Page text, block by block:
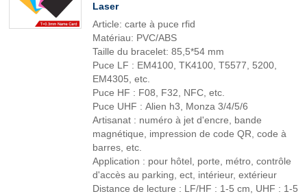
Laser
Article: carte à puce rfid
Matériau: PVC/ABS
Taille du bracelet: 85,5*54 mm
Puce LF : EM4100, TK4100, T5577, 5200,
EM4305, etc.
Puce HF : F08, F32, NFC, etc.
Puce UHF : Alien h3, Monza 3/4/5/6
Artisanat : numéro à jet d'encre, bande
magnétique, impression de code QR, code à
barres, etc.
Application : pour hôtel, porte, métro, contrôle
d'accès au parking, ect, intérieur, extérieur
Distance de lecture : LF/HF : 1-5 cm, UHF : 1-5